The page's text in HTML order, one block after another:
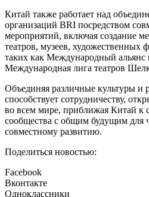
Китай также работает над
организаций BRI посредством
мероприятий, включая создание
театров, музеев, художественных
таких как Международный альянс
Международная лига театров
Объединяя различные культуры и
способствует сотрудничеству,
во всем мире, приближая Китай к
сообщества с общим будущим для
совместному развитию.
Поделиться новостью:
Facebook
Вконтакте
Одноклассники